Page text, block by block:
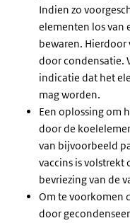
Indien zo
elementen los van
bewaren.
door condensatie.
indicatie dat het
mag worden.
Een oplossing om
door de
van bijvoorbeeld
vaccins is
bevriezing van de
Om te voorkomen
door